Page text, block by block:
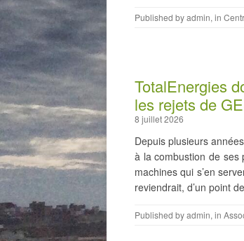
Published byadmin, in
TotalEnergies
les rejets de
8 juillet 2026
Depuis plusieurs
à la combustion de ses
machines qui s’en
reviendrait, d’un point de
Published byadmin, in